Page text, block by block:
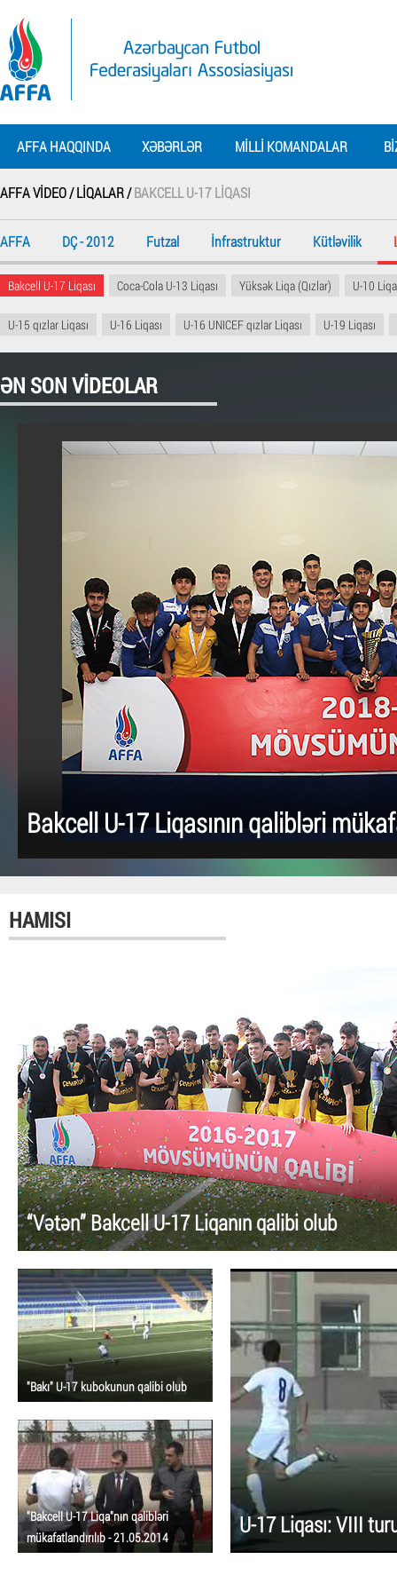
AFFA HAQQINDA XƏBƏRLƏR MILLI KOMANDALAR
AFFA VIDEO /LIQALAR /BAKCELL U-17 LIQASI
AFFA DÇ - 2012 Futzal İnfrastruktur Kütləvilik
Bakcell U-17 Liqası Coca-Cola U-13 Liqası Yüksək Liqa (Qızlar) U-10
U-15 qızlar Liqası U-16 Liqası U-16 UNICEF qızlar Liqası U-19 Liqası
ƏN SON VIDEOLAR
Bakcell U-17 Liqasının qalibləri
HAMISI
“Vətən” Bakcell U-17 Liqanın qalibi olub
"Bakı" U-17 kubokunun qalibi olub
"Bakcell U-17 Liqa"nın qalibləri
mükafatlandırılıb - 21.05.2014
U-17 Liqası: VIII